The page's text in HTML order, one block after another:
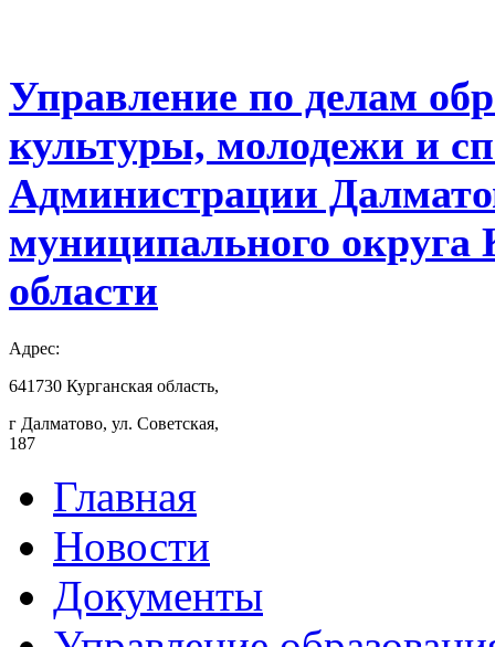
Управление по делам
культуры, молодежи и
Администрации
муниципального округа
области
Адрес:
641730 Курганская область,
г Далматово, ул. Советская,
187
Главная
Новости
Документы